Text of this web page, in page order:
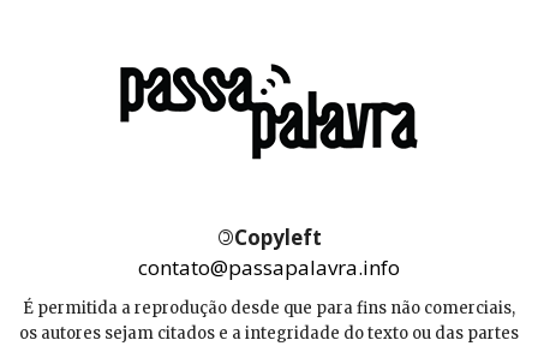
©Copyleft
contato@passapalavra.info
É permitida a reprodução desde que para fins não comerciais,
os autores sejam citados e a integridade do texto ou das partes